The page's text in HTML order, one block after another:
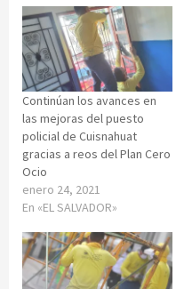
Continúan los avances en
las mejoras del puesto
policial de Cuisnahuat
gracias a reos del Plan Cero
Ocio
enero 24, 2021
En «EL SALVADOR»